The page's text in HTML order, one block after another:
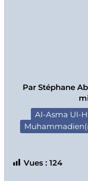
Par Stéphane
Al-Asma Ul-
Vues : 124